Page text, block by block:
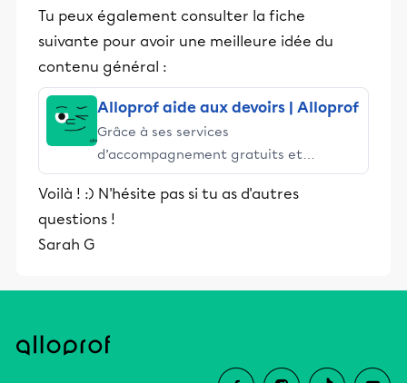
Tu peux également consulter la fiche
suivante pour avoir une meilleure idée du
contenu général :
Alloprof aide aux devoirs | Alloprof
Grâce à ses services
d’accompagnement gratuits et
stimulants, Alloprof engage les élèves
et leurs parents dans la réussite
éducative.
Voilà ! :) N'hésite pas si tu as d'autres
questions !
Sarah G